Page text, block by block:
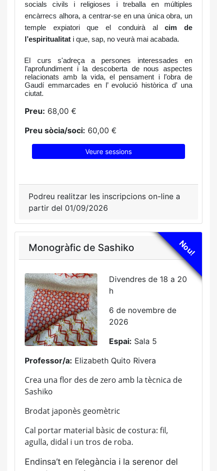
socials civils i religioses i treballa en múltiples
encàrrecs alhora, a centrar-se en una única obra, un
temple expiatori que el conduirà al cim de
l’espiritualitat i que, sap, no veurà mai acabada.
El curs s'adreça a persones interessades en
l’aprofundiment i la descoberta de nous aspectes
relacionats amb la vida, el pensament i l’obra de
Gaudí emmarcades en l’ evolució històrica d’ una
ciutat.
Preu: 68,00 €
Preu sòcia/soci: 60,00 €
Veure sessions
Podreu realitzar les inscripcions on-line a
partir del 01/09/2026
Nou!
Monogràfic de Sashiko
Divendres de 18 a 20
h
6 de novembre de
2026
Espai: Sala 5
Professor/a: Elizabeth Quito Rivera
Crea una flor des de zero amb la tècnica de
Sashiko
Brodat japonès geomètric
Cal portar material bàsic de costura: fil,
agulla, didal i un tros de roba.
Endinsa’t en l’elegància i la serenor del